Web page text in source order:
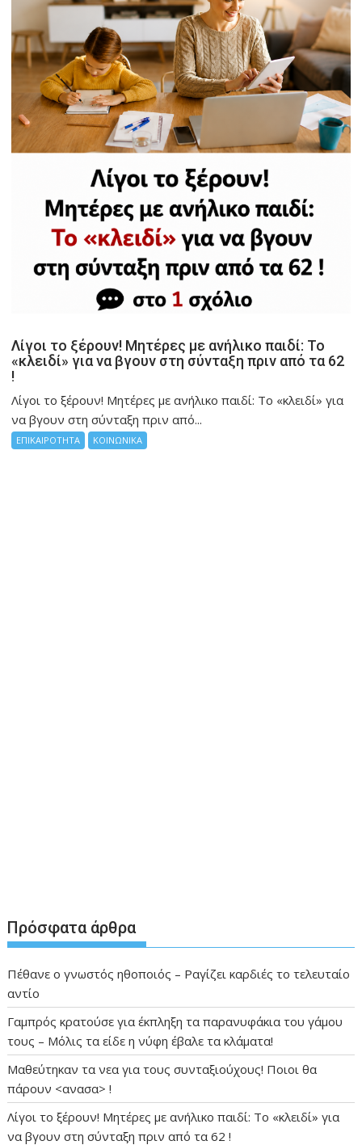
Λίγοι το ξέρουν! Μητέρες με ανήλικο παιδί: Το
«κλειδί» για να βγουν στη σύνταξη πριν από τα 62
!
Λίγοι το ξέρουν! Μητέρες με ανήλικο παιδί: Το «κλειδί» για
να βγουν στη σύνταξη πριν από...
ΕΠΙΚΑΙΡΟΤΗΤΑ ΚΟΙΝΩΝΙΚΑ
Πρόσφατα άρθρα
Πέθανε ο γνωστός ηθοποιός – Ραγίζει καρδιές το τελευταίο
αντίο
Γαμπρός κρατούσε για έκπληξη τα παρανυφάκια του γάμου
τους – Μόλις τα είδε η νύφη έβαλε τα κλάματα!
Μαθεύτηκαν τα νεα για τους συνταξιούχους! Ποιοι θα
πάρουν <ανασα> !
Λίγοι το ξέρουν! Μητέρες με ανήλικο παιδί: Το «κλειδί» για
να βγουν στη σύνταξη πριν από τα 62 !